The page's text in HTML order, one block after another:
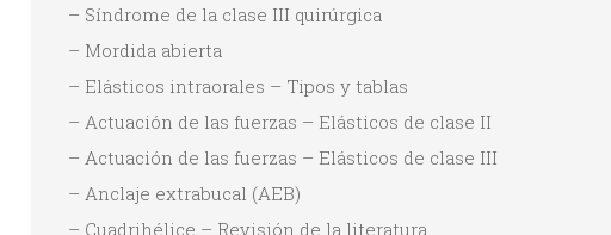
– Síndrome de la clase III quirúrgica
– Mordida abierta
– Elásticos intraorales – Tipos y tablas
– Actuación de las fuerzas – Elásticos de clase II
– Actuación de las fuerzas – Elásticos de clase III
– Anclaje extrabucal (AEB)
– Cuadrihélice – Revisión de la literatura